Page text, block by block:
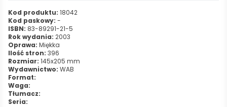
Kod produktu: 18042
Kod paskowy: -
ISBN: 83-89291-21-5
Rok wydania: 2003
Oprawa: Miękka
Ilość stron: 396
Rozmiar: 145x205 mm
Wydawnictwo: WAB
Format:
Waga:
Tłumacz:
Seria: